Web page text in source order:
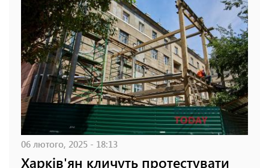
06 лютого, 2025 - 18:13
Харків'ян кличуть протестувати